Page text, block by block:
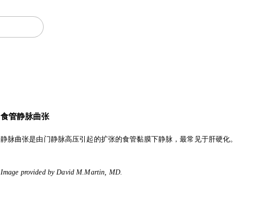
食管静脉曲张
静脉曲张是由门静脉高压引起的扩张的食管黏膜下静脉，最常见于肝硬化。
Image provided by David M.Martin, MD.